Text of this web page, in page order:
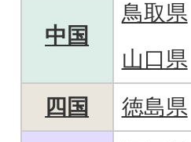
中国
鳥取県
山口県
四国
徳島県